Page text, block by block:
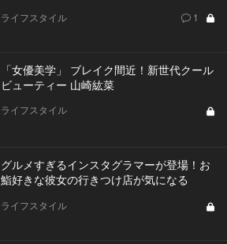
ライフスタイル 1
「女優美学」 ブレイク間近！新世代クール
ビューティー 山崎紘菜
ライフスタイル
グルメすぎるインスタグラマーが登場！お
鮨好きな彼女の行きつけ店が気になる
ライフスタイル